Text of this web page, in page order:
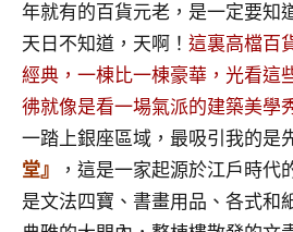
旅
遊
雜
誌
專
欄、
觀
光
局
年就有的百貨元老，是一定要知
天日不知道，天啊！ 這裏高檔百
經典，一棟比一棟豪華，光看這
彿就像是看一場氣派的建築美學
一踏上銀座區域，最吸引我的是
堂』
，這是一家起源於江戶時代
是文法四寶、書畫用品、各式和